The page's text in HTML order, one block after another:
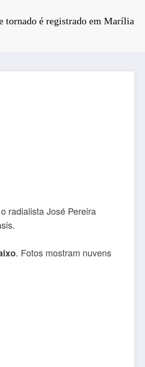
tornado é registrado em Marília
radialista José Pereira
. Fotos mostram nuvens